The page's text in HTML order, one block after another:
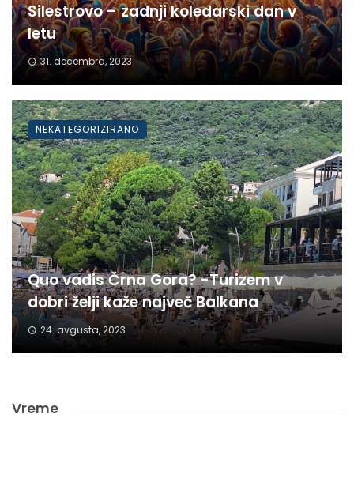
Silestrovo – zadnji koledarski dan v
letu
31. decembra, 2023
Quo vadis Črna Gora? -Turizem v
dobri želji kaže največ Balkana
24. avgusta, 2023
NEKATEGORIZIRANO
Vreme